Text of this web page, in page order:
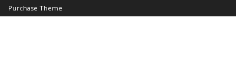
Purchase Theme